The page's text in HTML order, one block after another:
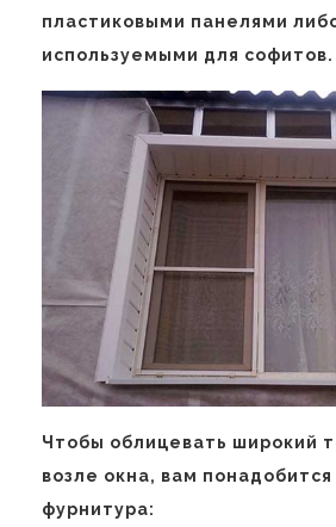
пластиковыми панелями
используемыми для софитов.
Чтобы облицевать широкий
возле окна, вам понадобится
фурнитура: